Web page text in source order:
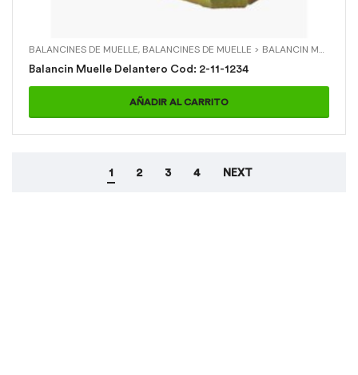
BALANCINES DE MUELLE, BALANCINES DE MUELLE > BALANCIN MUELLE DELANTERO
Balancin Muelle Delantero Cod: 2-11-1234
AÑADIR AL CARRITO
1 2 3 4 NEXT